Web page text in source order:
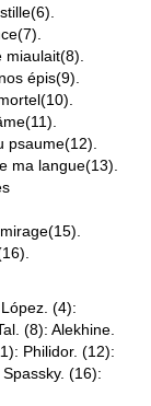
épis(9).
psaume(12).
ma langue(13).
(4):
(8): Alekhine.
Philidor. (12):
(16):